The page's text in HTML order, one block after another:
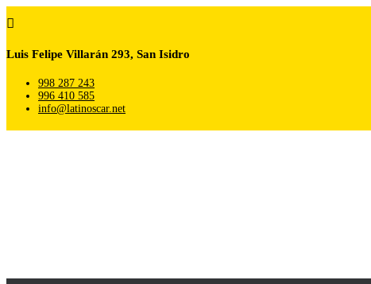

Luis Felipe Villarán 293, San Isidro
998 287 243
996 410 585
info@latinoscar.net